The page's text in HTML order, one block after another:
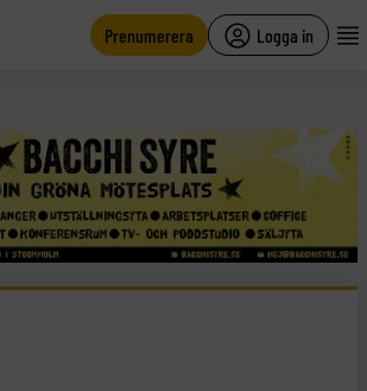
Prenumerera Logga in